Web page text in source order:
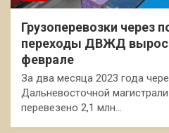
Грузоперевозки через
переходы ДВЖД
феврале
За два месяца 2023 года
Дальневосточной
перевезено 2,1 млн…